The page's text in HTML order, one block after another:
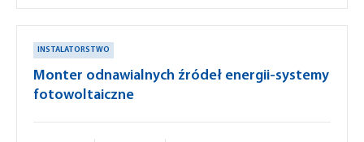
INSTALATORSTWO
Monter odnawialnych źródeł energii-systemy
fotowoltaiczne